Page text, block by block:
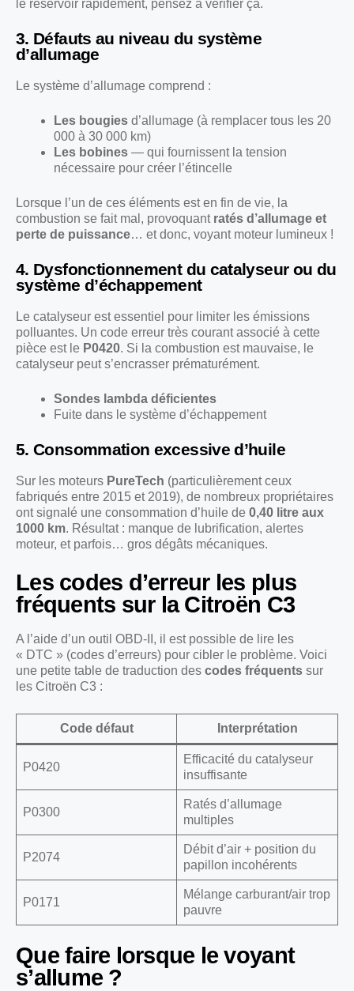
le réservoir rapidement, pensez à vérifier ça.
3. Défauts au niveau du système
d’allumage
Le système d’allumage comprend :
Les bougies d’allumage (à remplacer tous les 20
000 à 30 000 km)
Les bobines — qui fournissent la tension
nécessaire pour créer l’étincelle
Lorsque l’un de ces éléments est en fin de vie, la
combustion se fait mal, provoquant ratés d’allumage et
perte de puissance… et donc, voyant moteur lumineux !
4. Dysfonctionnement du catalyseur ou du
système d’échappement
Le catalyseur est essentiel pour limiter les émissions
polluantes. Un code erreur très courant associé à cette
pièce est le P0420. Si la combustion est mauvaise, le
catalyseur peut s’encrasser prématurément.
Sondes lambda déficientes
Fuite dans le système d’échappement
5. Consommation excessive d’huile
Sur les moteurs PureTech (particulièrement ceux
fabriqués entre 2015 et 2019), de nombreux propriétaires
ont signalé une consommation d’huile de 0,40 litre aux
1000 km. Résultat : manque de lubrification, alertes
moteur, et parfois… gros dégâts mécaniques.
Les codes d’erreur les plus
fréquents sur la Citroën C3
A l’aide d’un outil OBD-II, il est possible de lire les
« DTC » (codes d’erreurs) pour cibler le problème. Voici
une petite table de traduction des codes fréquents sur
les Citroën C3 :
Code défaut Interprétation
P0420
Efficacité du catalyseur
insuffisante
P0300
Ratés d’allumage
multiples
P2074
Débit d’air + position du
papillon incohérents
P0171
Mélange carburant/air trop
pauvre
Que faire lorsque le voyant
s’allume ?